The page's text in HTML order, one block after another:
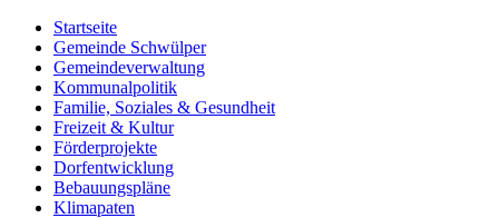
Startseite
Gemeinde Schwülper
Gemeindeverwaltung
Kommunalpolitik
Familie, Soziales & Gesundheit
Freizeit & Kultur
Förderprojekte
Dorfentwicklung
Bebauungspläne
Klimapaten